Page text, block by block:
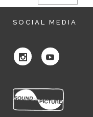
SOCIAL MEDIA